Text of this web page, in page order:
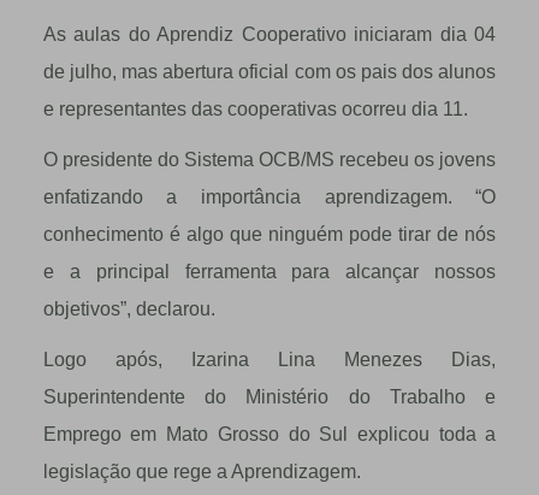
As aulas do Aprendiz Cooperativo iniciaram dia 04
de julho, mas abertura oficial com os pais dos alunos
e representantes das cooperativas ocorreu dia 11.
O presidente do Sistema OCB/MS recebeu os jovens
enfatizando a importância aprendizagem. “O
conhecimento é algo que ninguém pode tirar de nós
e a principal ferramenta para alcançar nossos
objetivos”, declarou.
Logo após, Izarina Lina Menezes Dias,
Superintendente do Ministério do Trabalho e
Emprego em Mato Grosso do Sul explicou toda a
legislação que rege a Aprendizagem.